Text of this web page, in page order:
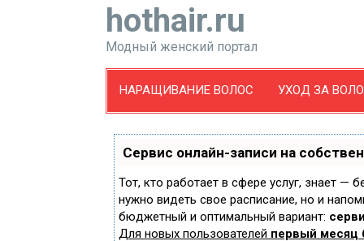
hothair.ru
Модный женский портал
НАРАЩИВАНИЕ ВОЛОС УХОД ЗА
Сервис онлайн-записи на
Тот, кто работает в сфере услуг, знает —
нужно видеть свое расписание, но и
бюджетный и оптимальный вариант:
Для новых пользователей первый месяц